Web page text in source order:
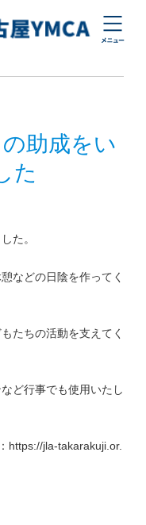
助成をい
た
た。
などの日陰を作ってく
たちの活動を支えてく
ど行事でも使用いたし
https://jla-takarakuji.or.